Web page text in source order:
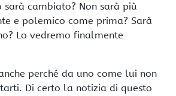
sarà cambiato? Non sarà più
e polemico come prima? Sarà
Lo vedremo finalmente
perché da uno come lui non
Di certo la notizia di questo